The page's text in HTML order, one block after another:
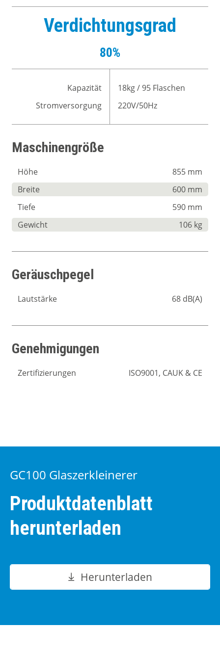
Verdichtungsgrad
80%
Kapazität
Stromversorgung
18kg / 95 Flaschen
220V/50Hz
Maschinengröße
Höhe
855 mm
Breite
600 mm
Tiefe
590 mm
Gewicht
106 kg
Geräuschpegel
Lautstärke 68 dB(A)
Genehmigungen
Zertifizierungen ISO9001, CAUK & CE
GC100 Glaszerkleinerer
Produktdatenblatt
herunterladen
Herunterladen